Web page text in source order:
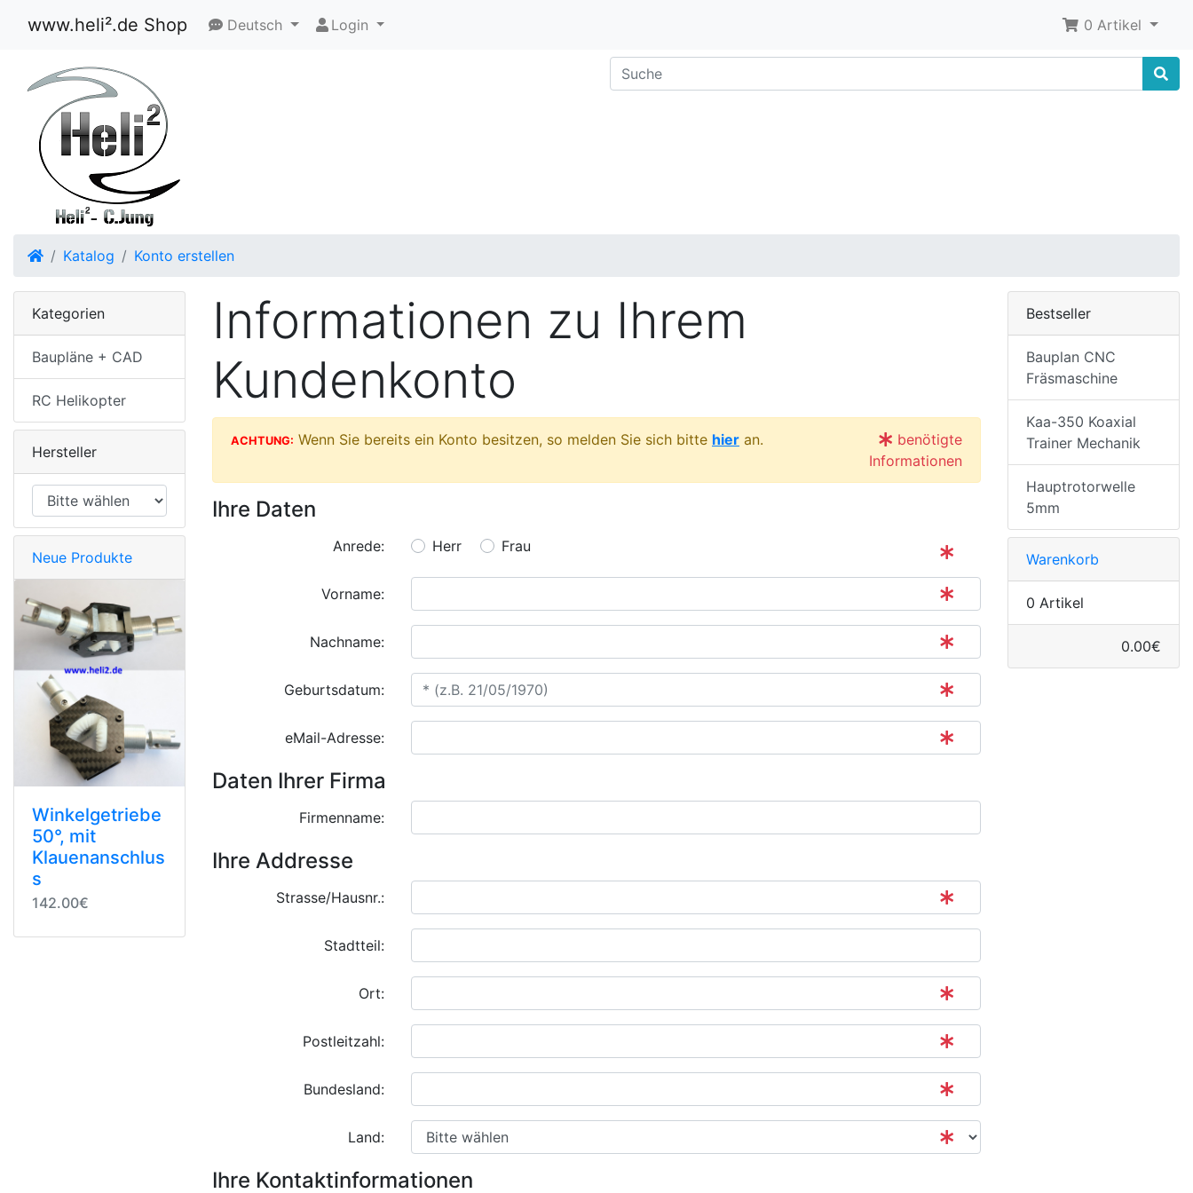
www.heli².de Shop Deutsch Login 0 Artikel
Startseite
Katalog Konto erstellen
Informationen zu Ihrem
Kundenkonto
ACHTUNG: Wenn Sie bereits ein Konto besitzen, so melden Sie sich bitte hier an.
benötigte
Informationen
Ihre Daten
Anrede: Herr Frau
Vorname:
Nachname:
Geburtsdatum:
eMail-Adresse:
Daten Ihrer Firma
Firmenname:
Ihre Addresse
Strasse/Hausnr.:
Stadtteil:
Ort:
Postleitzahl:
Bundesland:
Land:
Ihre Kontaktinformationen
Kategorien
Baupläne + CAD
RC Helikopter
Hersteller
Neue Produkte
Winkelgetriebe
50°, mit
Klauenanschlus
s
142.00€
Bestseller
Bauplan CNC
Fräsmaschine
Kaa-350 Koaxial
Trainer Mechanik
Hauptrotorwelle
5mm
Warenkorb
0 Artikel
0.00€